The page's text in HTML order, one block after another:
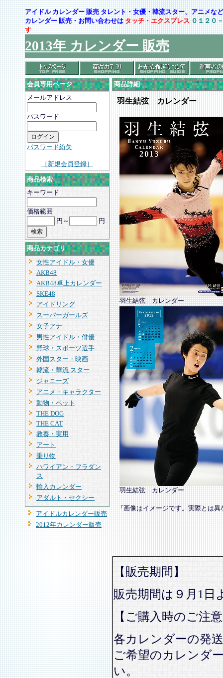
アイドル カレンダー 販売 タレント・女優・韓流スター、アニメ
カレンダー 販売・お問い合わせはタッチ・エクスプレス ０１２０
す
2013年 カレンダー 販売
会員専用ページ
メールアドレス
パスワード
パスワード紛失
［新規会員登録］
商品検索
キーワード
価格範囲
円～
円
商品カテゴリ
女性アイドル・女優
AKB48
AKB48卓上カレンダー
SKE48
アイドリング
スーパーガールズ
女子アナ
男性アイドル・俳優
野球・スポーツ選手
外国スター・映画
韓流・華流 スター
ジャニーズ
アニメ・キャラクター
動物・ペット
THE DOG
THE CAT
教養・実用
アート
乗り物
ハワイアン・フラダン
ス
輸入カレンダー
アダルト・セクシー
アイドルカレンダー販売
2012年カレンダー販売
商品詳細
羽生結弦 カレンダー
羽生結弦 カレンダー
羽生結弦 カレンダー
『画像はイメージです。実際とは
【販売期間】
販売期間は９月1日
【ご購入時のご注
各カレンダーの発
ご希望のカレンダ
い。